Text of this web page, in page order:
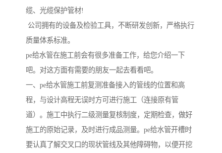
缆、光缆保护管材!
公司拥有的设备及检验工具，不断研发创新，严格执行
质量体系标准。
pe给水管在施工前会有很多准备工作，给您介绍一下
吧。对这方面有需要的朋友一起去看看吧。
一、pe给水管施工前复测准备接入的管线的位置和高
程，与设计高程无误时方可进行施工（连接原有管
道）。施工中执行二级测量复核制度，定期检查，做好
施工的原始记录，及时进行成品测量。pe给水管开槽时
要认真了解交叉口的现状管线及其他障碍物，以便开挖